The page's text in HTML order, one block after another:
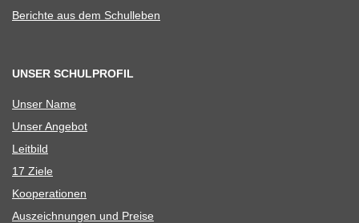
Berichte aus dem Schulleben
UNSER SCHULPROFIL
Unser Name
Unser Ange­bot
Leit­bild
17 Ziele
Koope­ra­tio­nen
Aus­zeich­nun­gen und Preise